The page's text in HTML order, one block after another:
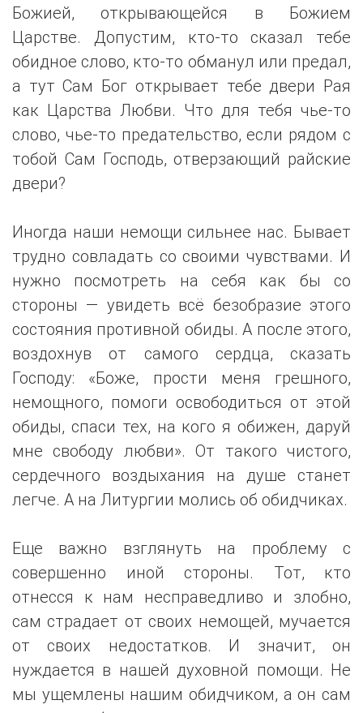
Божией, открывающейся в Божием
Царстве. Допустим, кто-то сказал тебе
обидное слово, кто-то обманул или предал,
а тут Сам Бог открывает тебе двери Рая
как Царства Любви. Что для тебя чье-то
слово, чье-то предательство, если рядом с
тобой Сам Господь, отверзающий райские
двери?
Иногда наши немощи сильнее нас. Бывает
трудно совладать со своими чувствами. И
нужно посмотреть на себя как бы со
стороны — увидеть всё безобразие этого
состояния противной обиды. А после этого,
воздохнув от самого сердца, сказать
Господу: «Боже, прости меня грешного,
немощного, помоги освободиться от этой
обиды, спаси тех, на кого я обижен, даруй
мне свободу любви». От такого чистого,
сердечного воздыхания на душе станет
легче. А на Литургии молись об обидчиках.
Еще важно взглянуть на проблему с
совершенно иной стороны. Тот, кто
отнесся к нам несправедливо и злобно,
сам страдает от своих немощей, мучается
от своих недостатков. И значит, он
нуждается в нашей духовной помощи. Не
мы ущемлены нашим обидчиком, а он сам